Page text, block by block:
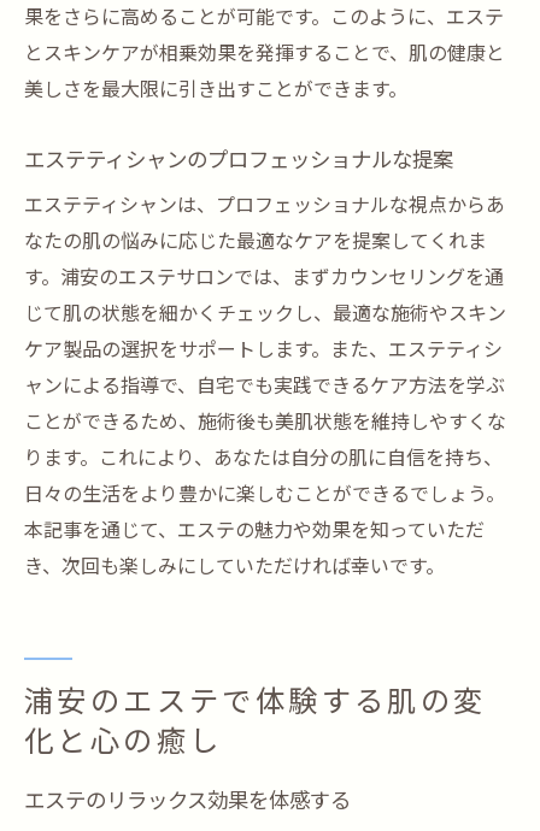
果をさらに高めることが可能です。このように、エステ
とスキンケアが相乗効果を発揮することで、肌の健康と
美しさを最大限に引き出すことができます。
エステティシャンのプロフェッショナルな提案
エステティシャンは、プロフェッショナルな視点からあ
なたの肌の悩みに応じた最適なケアを提案してくれま
す。浦安のエステサロンでは、まずカウンセリングを通
じて肌の状態を細かくチェックし、最適な施術やスキン
ケア製品の選択をサポートします。また、エステティシ
ャンによる指導で、自宅でも実践できるケア方法を学ぶ
ことができるため、施術後も美肌状態を維持しやすくな
ります。これにより、あなたは自分の肌に自信を持ち、
日々の生活をより豊かに楽しむことができるでしょう。
本記事を通じて、エステの魅力や効果を知っていただ
き、次回も楽しみにしていただければ幸いです。
浦安のエステで体験する肌の変
化と心の癒し
エステのリラックス効果を体感する